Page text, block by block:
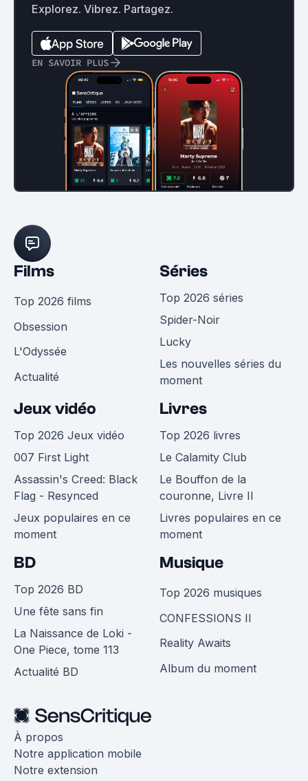
Explorez. Vibrez. Partagez.
EN SAVOIR PLUS
Films
Top 2026 films
Obsession
L'Odyssée
Actualité
Séries
Top 2026 séries
Spider-Noir
Lucky
Les nouvelles séries du
moment
Jeux vidéo
Top 2026 Jeux vidéo
007 First Light
Assassin's Creed: Black
Flag - Resynced
Jeux populaires en ce
moment
Livres
Top 2026 livres
Le Calamity Club
Le Bouffon de la
couronne, Livre II
Livres populaires en ce
moment
BD
Top 2026 BD
Une fête sans fin
La Naissance de Loki -
One Piece, tome 113
Actualité BD
Musique
Top 2026 musiques
CONFESSIONS II
Reality Awaits
Album du moment
À propos
Notre application mobile
Notre extension